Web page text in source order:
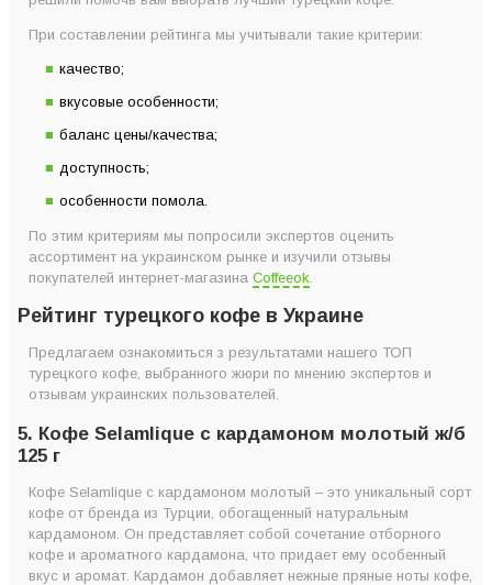
При составлении рейтинга мы учитывали такие критерии:
качество;
вкусовые особенности;
баланс цены/качества;
доступность;
особенности помола.
По этим критериям мы попросили экспертов оценить
ассортимент на украинском рынке и изучили отзывы
покупателей интернет-магазина Coffeeok.
Рейтинг турецкого кофе в Украине
Предлагаем ознакомиться з результатами нашего ТОП
турецкого кофе, выбранного жюри по мнению экспертов и
отзывам украинских пользователей.
5. Кофе Selamlique с кардамоном молотый ж/б
125 г
Кофе Selamlique с кардамоном молотый – это уникальный сорт
кофе от бренда из Турции, обогащенный натуральным
кардамоном. Он представляет собой сочетание отборного
кофе и ароматного кардамона, что придает ему особенный
вкус и аромат. Кардамон добавляет нежные пряные ноты кофе,